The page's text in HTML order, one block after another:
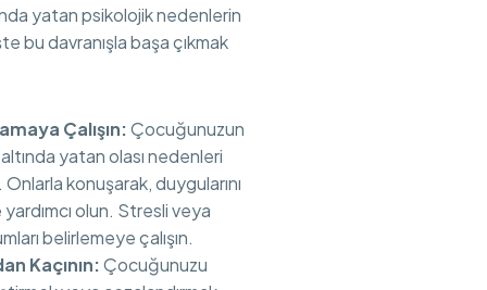
yatan psikolojik nedenlerin
bu davranışla başa çıkmak
Çalışın:Çocuğunuzun
yatan olası nedenleri
Onlarla konuşarak, duygularını
olun. Stresli veya
belirlemeye çalışın.
Kaçının:Çocuğunuzu